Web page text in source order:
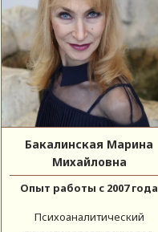
Бакалинская Марина
Михайловна
Опыт работы с 2007 года
Психоаналитический